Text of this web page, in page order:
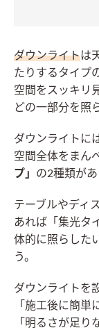
ダウンライトは
たりするタイプ
空間をスッキリ
どの一部分を照
ダウンライトに
空間全体をまん
プ」 の2種類があ
テーブルやディ
あれば「集光タ
体的に照らした
う。
ダウンライトを
「施工後に簡単
「明るさが足り